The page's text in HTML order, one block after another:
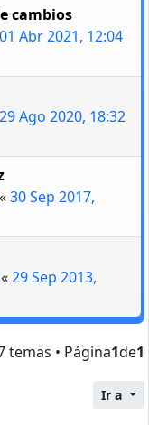
cambios
01 Abr 2021, 12:04
29 Ago 2020, 18:32
«30 Sep 2017,
«29 Sep 2013,
temas • Página1de1
Ir a